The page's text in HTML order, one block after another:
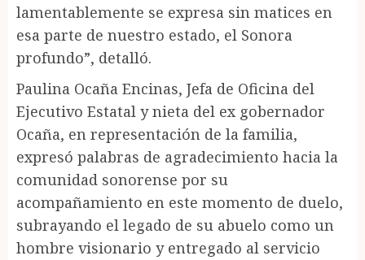
lamentablemente se expresa sin matices en
esa parte de nuestro estado, el Sonora
profundo”, detalló.
Paulina Ocaña Encinas, Jefa de Oficina del
Ejecutivo Estatal y nieta del ex gobernador
Ocaña, en representación de la familia,
expresó palabras de agradecimiento hacia la
comunidad sonorense por su
acompañamiento en este momento de duelo,
subrayando el legado de su abuelo como un
hombre visionario y entregado al servicio